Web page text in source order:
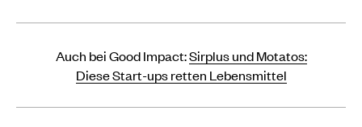
Auch bei Good Impact:Sirplus und Motatos:
Diese Start-ups retten Lebensmittel